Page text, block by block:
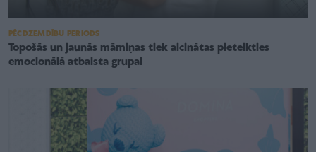
PĒCDZEMDĪBU PERIODS
Topošās un jaunās māmiņas tiek aicinātas pieteikties
emocionālā atbalsta grupai